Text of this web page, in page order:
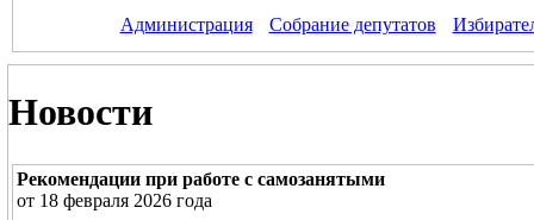
Администрация Собрание депутатов
Новости
Рекомендации при работе с самозанятыми
от 18 февраля 2026 года